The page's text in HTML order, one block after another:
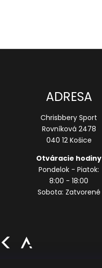
ADRESA
Chrisbbery Sport
Rovníková 2478
040 12 Košice
Otváracie hodiny
Pondelok - Piatok:
8:00 - 18:00
Sobota: Zatvorené